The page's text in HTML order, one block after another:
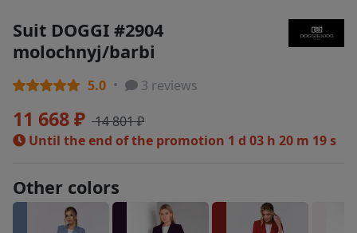
Suit DOGGI #2904
molochnyj/barbi
5.0 3 reviews
11 668 ₽ 14 801 ₽
Until the end of the promotion 1 d 03 h 20 m 18 s
Other colors